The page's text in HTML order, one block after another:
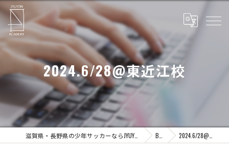
2024.6/28@東近江校
Blog 2024.6/28@東近江校